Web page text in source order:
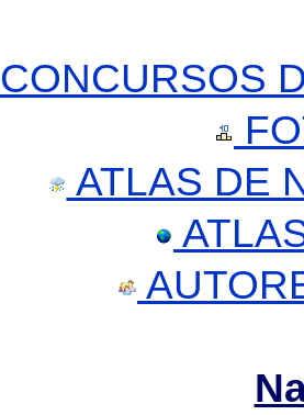
CONCURSOS
ATLAS DE